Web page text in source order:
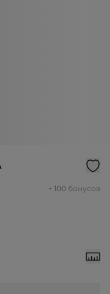
+ 100 бонусов